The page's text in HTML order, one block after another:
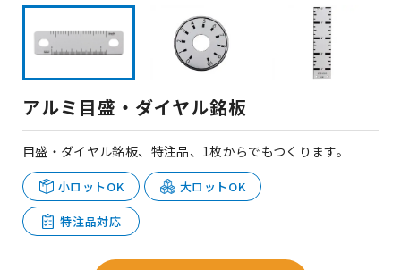
アルミ目盛・ダイヤル銘板
目盛・ダイヤル銘板、特注品、1枚からでもつくります。
小ロットOK 大ロットOK
特注品対応